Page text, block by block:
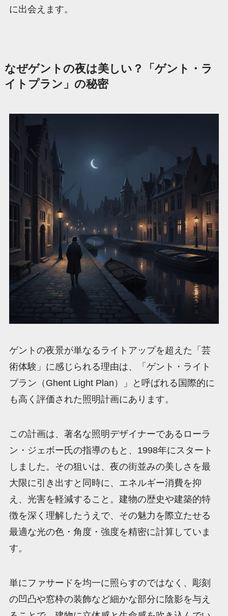
に出会えます。
なぜゲントの夜は美しい？「ゲント・ラ
イトプラン」の秘密
ゲントの夜景が単なるライトアップを超えた「芸
術体験」に感じられる理由は、「ゲント・ライト
プラン（Ghent Light Plan）」と呼ばれる国際的に
も高く評価された照明計画にあります。
この計画は、著名な照明デザイナーであるローラ
ン・ジェボー氏の指導のもと、1998年にスタート
しました。その狙いは、夜の街並みの美しさを最
大限に引き出すと同時に、エネルギー消費を抑
え、光害を軽減すること。建物の歴史や建築的特
徴を深く理解したうえで、その魅力を際立たせる
最適な光の色・角度・強度を精密に計算していま
す。
単にファサードを均一に照らすのではなく、彫刻
の凹凸や窓枠の装飾など細かな部分に陰影を与え